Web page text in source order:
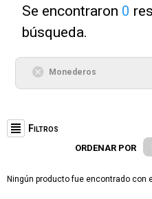
Se encontraron 0
búsqueda.
Monederos
Filtros
ORDENAR POR
Ningún producto fue encontrado con